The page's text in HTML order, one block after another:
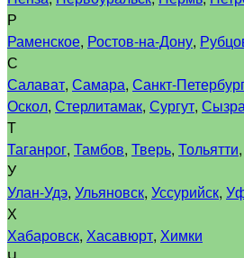
Р
Раменское, Ростов-на-Дону,
С
Салават, Самара, Санкт-
Оскол, Стерлитамак, Сургут,
Т
Таганрог, Тамбов, Тверь, Тольятти,
У
Улан-Удэ, Ульяновск, Уссурийск,
Х
Хабаровск, Хасавюрт, Химки